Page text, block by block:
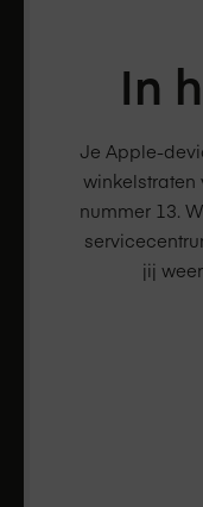
In
Je Apple-
winkelstraten
nummer 13.
jij